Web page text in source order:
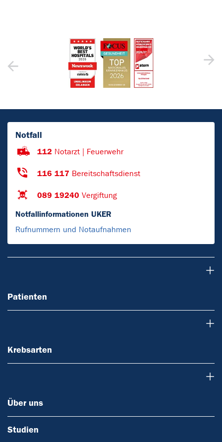
Notfall
112 Notarzt | Feuerwehr
116 117 Bereitschaftsdienst
089 19240 Vergiftung
Notfallinformationen UKER
Rufnummern und Notaufnahmen
Patienten
Krebsarten
Über uns
Studien